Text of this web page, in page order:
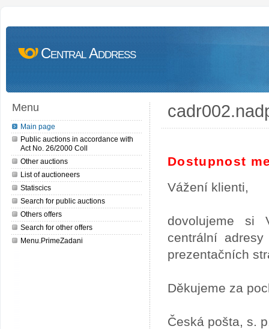
Central Address
Menu
Main page
Public auctions in accordance with
Act No. 26/2000 Coll
Other auctions
List of auctioneers
Statiscics
Search for public auctions
Others offers
Search for other offers
Menu.PrimeZadani
Dostupnost
Vážení klienti,
dovolujeme si
centrální
prezentačních
Děkujeme za
Česká pošta, s.